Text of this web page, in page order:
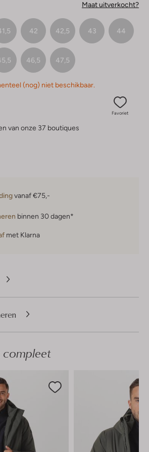
Maat uitverkocht?
42 42,5 43 44
46,5 47,5
(nog) niet beschikbaar.
Favoriet
van onze 37 boutiques
vanaf €75,-
binnen 30 dagen*
met Klarna